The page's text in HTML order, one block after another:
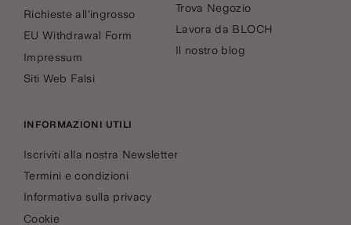
Richieste all'ingrosso
EU Withdrawal Form
Impressum
Siti Web Falsi
Trova Negozio
Lavora da BLOCH
Il nostro blog
INFORMAZIONI UTILI
Iscriviti alla nostra Newsletter
Termini e condizioni
Informativa sulla privacy
Cookie